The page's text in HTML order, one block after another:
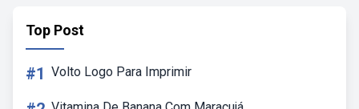
Top Post
#1 Volto Logo Para Imprimir